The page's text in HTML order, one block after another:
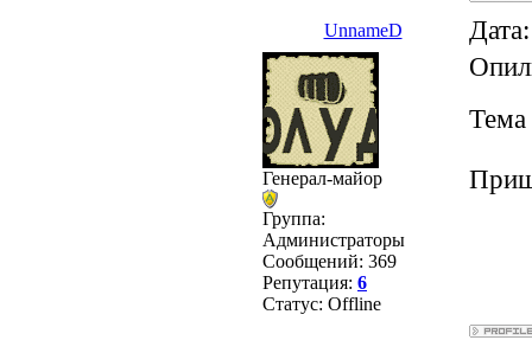
UnnameD
Генерал-майор
Группа:
Администраторы
Сообщений: 369
Репутация: 6
Статус: Offline
Тема